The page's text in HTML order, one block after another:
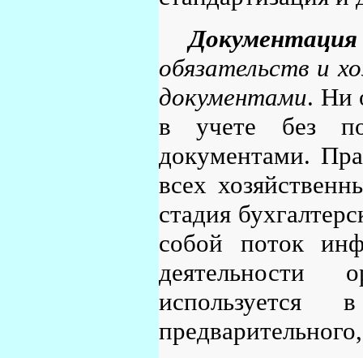
Документация
обязательств и
документами. Ни
в учете без
документами.
всех
стадия
собой поток
используется